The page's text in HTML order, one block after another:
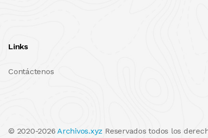
Links
Contáctenos
© 2020-2026Archivos.xyz Reservados todos los